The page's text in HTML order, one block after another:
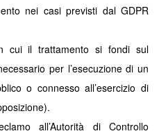
nei casi previsti dal GDPR
cui il trattamento si fondi sul
per l’esecuzione di un
o connesso all’esercizio di
all’Autorità di Controllo